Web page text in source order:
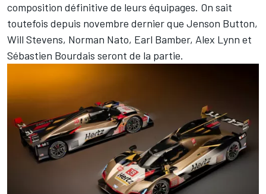
composition définitive de leurs équipages. On sait
toutefois depuis novembre dernier que Jenson Button,
Will Stevens, Norman Nato, Earl Bamber, Alex Lynn et
Sébastien Bourdais seront de la partie.